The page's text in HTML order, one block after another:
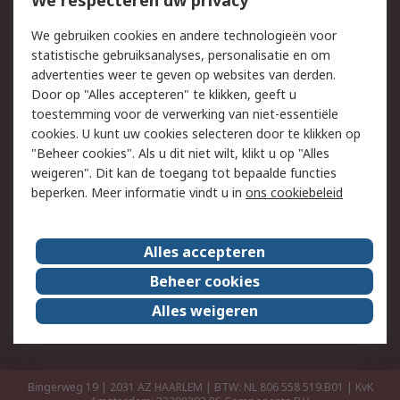
Track & Trace
Wettelijk
Cookiebeleid
Email veiligheid
Privacybeleid
Websitevoorwaarden
Algemene
verkoopvoorwaarden
Over RS
RS Group
Over ons
RS wereldwijd
Werken bij RS
ESG
Bingerweg 19 | 2031 AZ HAARLEM | BTW: NL 806 558 519.B01 | KvK
We gebruiken cookies en andere technologieën voor
statistische gebruiksanalyses, personalisatie en om
advertenties weer te geven op websites van derden.
Door op "Alles accepteren" te klikken, geeft u
toestemming voor de verwerking van niet-essentiële
cookies. U kunt uw cookies selecteren door te klikken op
"Beheer cookies". Als u dit niet wilt, klikt u op "Alles
weigeren". Dit kan de toegang tot bepaalde functies
beperken. Meer informatie vindt u in ons cookiebeleid
Alles accepteren
Beheer cookies
Alles weigeren